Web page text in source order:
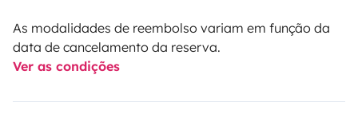
As modalidades de reembolso variam em função da
data de cancelamento da reserva.
Ver as condições